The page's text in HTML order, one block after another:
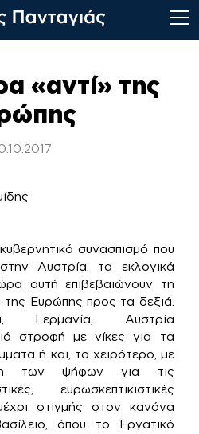
«αντί» της
συνασπισμό που
Αυστρία, τα εκλογικά
αυτή επιβεβαιώνουν τη
της Ευρώπης προς τα δεξιά.
Γερμανία, Αυστρία
στροφή με νίκες για τα
ή και, το χειρότερο, με
των ψήφων για τις
ευρωσκεπτικιστικές
στιγμής στον κανόνα
όπου το Εργατικό